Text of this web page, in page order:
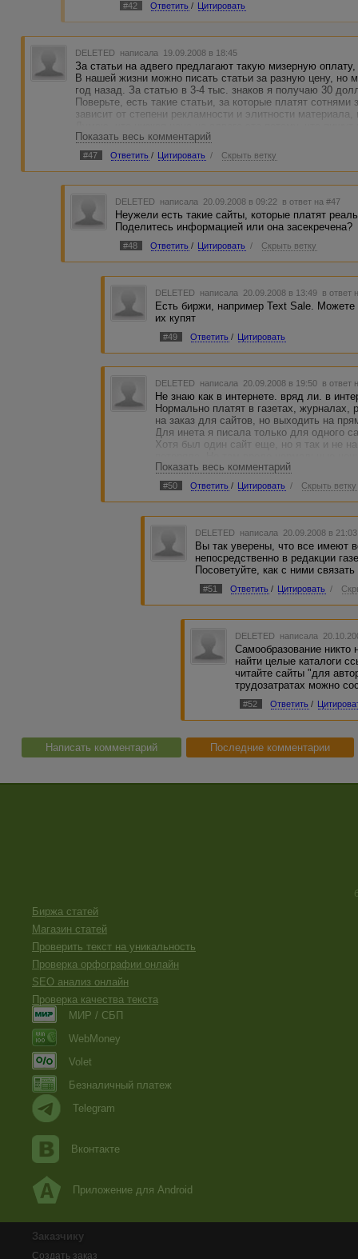
#42 Ответить / Цитировать
DELETED написала 19.09.2008 в 18:45
За статьи на адвего предлагают такую мизерную
В нашей жизни можно писать статьи за разную цену,
год назад. За статью в 3-4 тыс. знаков я получаю 30
Поверьте, есть такие статьи, за которые платят
зависит от степени рекламности и элитности
кому хочется писать и получать копеечку.
так что, если уже взялись за это неблагодарное дело -
перепечатывает. купивший вашу статью имеет на нее
Показать весь комментарий
#47 Ответить / Цитировать / Скрыть ветку
DELETED написала 20.09.2008 в 09:22 в ответ на #47
Неужели есть такие сайты, которые платят
Поделитесь информацией или она засекречена?
#48 Ответить / Цитировать / Скрыть ветку
DELETED написала 20.09.2008 в 13:49 в ответ
Есть биржи, например Text Sale. Можете
их купят
#49 Ответить / Цитировать
DELETED написала 20.09.2008 в 19:50 в ответ
Не знаю как в интернете. вряд ли. в
Нормально платят в газетах,
на заказ для сайтов, но выходить на
Для инета я писала только для одного
Хотя был один сайт еще, но я так и не
Попробуйте писать для газет или
Показать весь комментарий
#50 Ответить / Цитировать / Скрыть ветку
DELETED написала 20.09.2008 в
Вы так уверены, что все имеют
непосредственно в редакции
Посоветуйте, как с ними
#51 Ответить / Цитировать /
DELETED написала
Самообразование никто
найти целые каталоги
читайте сайты "для
трудозатратах можно
#52 Ответить /
Написать комментарий Последние комментарии
Биржа статей
Магазин статей
Проверить текст на уникальность
Проверка орфографии онлайн
SEO анализ онлайн
Проверка качества текста
МИР / СБП
WebMoney
Volet
Безналичный платеж
Telegram
Вконтакте
Приложение для Android
Заказчику
Создать заказ